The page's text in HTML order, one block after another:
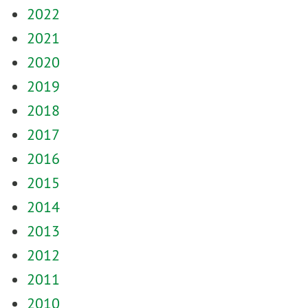
2022
2021
2020
2019
2018
2017
2016
2015
2014
2013
2012
2011
2010